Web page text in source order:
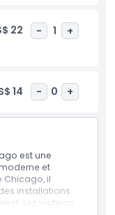
éducatifs
créativité et la
une terrasse
boutique unique
vous soyez un
à travers le
22 - 1 +
14 - 0 +
est une
et
Chicago, il
installations
Les visiteurs